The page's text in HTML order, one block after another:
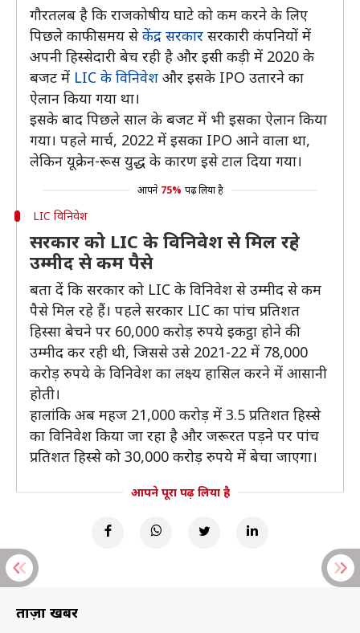
गौरतलब है कि राजकोषीय घाटे को कम करने के लिए
पिछले काफी समय सेकेंद्र सरकार सरकारी कंपनियों में
अपनी हिस्सेदारी बेच रही है और इसी कड़ी में 2020 के
बजट में LIC के विनिवेश और इसके IPO उतारने का
ऐलान किया गया था।
इसके बाद पिछले साल के बजट में भी इसका ऐलान किया
गया। पहले मार्च, 2022 में इसका IPO आने वाला था,
लेकिन यूक्रेन-रूस युद्ध के कारण इसे टाल दिया गया।
आपने 75% पढ़ लिया है
LIC विनिवेश
सरकार को LIC के विनिवेश से मिल रहे
उम्मीद से कम पैसे
बता दें कि सरकार को LIC के विनिवेश से उम्मीद से कम
पैसे मिल रहे हैं। पहले सरकार LIC का पांच प्रतिशत
हिस्सा बेचने पर 60,000 करोड़ रुपये इकट्ठा होने की
उम्मीद कर रही थी, जिससे उसे 2021-22 में 78,000
करोड़ रुपये के विनिवेश का लक्ष्य हासिल करने में आसानी
होती।
हालांकि अब महज 21,000 करोड़ में 3.5 प्रतिशत हिस्से
का विनिवेश किया जा रहा है और जरूरत पड़ने पर पांच
प्रतिशत हिस्से को 30,000 करोड़ रुपये में बेचा जाएगा।
आपने पूरा पढ़ लिया है
ताज़ा खबरें